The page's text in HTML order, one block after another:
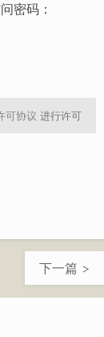
问密码：
可协议 进行许可
下一篇 >